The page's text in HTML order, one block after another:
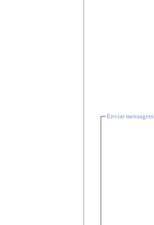
Enviar mensagem